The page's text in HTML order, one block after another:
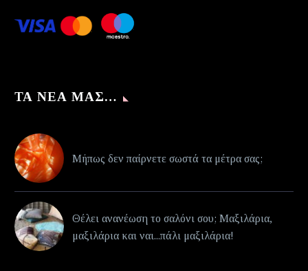
ΤΑ ΝΈΑ ΜΑΣ…
Μήπως δεν παίρνετε σωστά τα μέτρα σας;
Θέλει ανανέωση το σαλόνι σου; Μαξιλάρια,
μαξιλάρια και ναι...πάλι μαξιλάρια!